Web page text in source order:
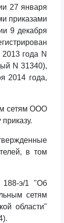
27 января
приказами
9 декабря
года N
N 31340),
2014 года,
сетям ООО
в том
э/1 "Об
сетям
области"